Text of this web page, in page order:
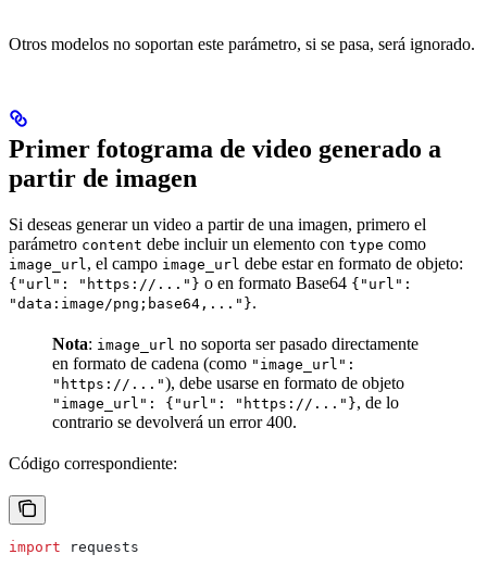
Otros modelos no soportan este parámetro, si se pasa, será ignorado.
Primer fotograma de video generado a
partir de imagen
Si deseas generar un video a partir de una imagen, primero el
parámetro content debe incluir un elemento con type como
image_url , el campo image_url debe estar en formato de objeto:
{"url": "https://..."} o en formato Base64 {"url":
"data:image/png;base64,..."}.
Nota: image_url no soporta ser pasado directamente
en formato de cadena (como "image_url":
"https://..."), debe usarse en formato de objeto
"image_url": {"url": "https://..."}, de lo
contrario se devolverá un error 400.
Código correspondiente:
import requests